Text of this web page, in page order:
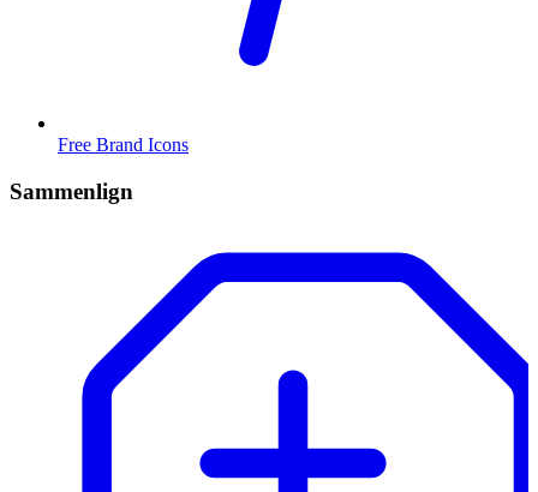
Free Brand Icons
Sammenlign